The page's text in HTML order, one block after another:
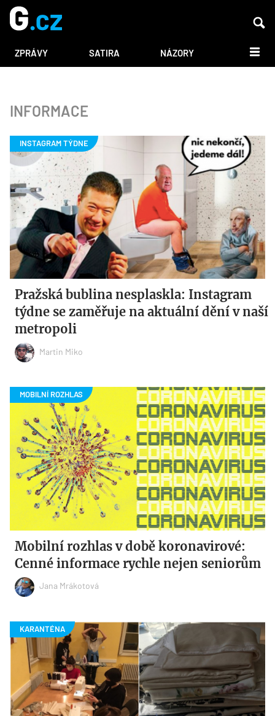
ZPRÁVY SATIRA NÁZORY DALŠÍ
INFORMACE
Pražská bublina nesplaskla: Instagram
týdne se zaměřuje na aktuální dění v naší
metropoli
Martin Miko
Mobilní rozhlas v době koronavirové:
Cenné informace rychle nejen seniorům
Jana Mrákotová